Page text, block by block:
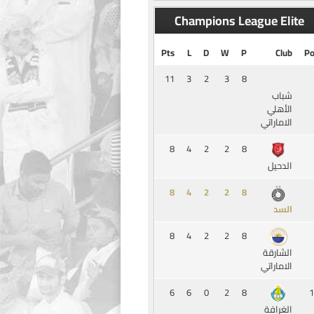
Champions League Elite
Club
P
W
D
L
Pts
شباب
الأهلي
الاماراتي
8
3
2
3
11
الدحيل
8
2
2
4
8
السد
8
2
2
4
8
الشارقة
الاماراتي
8
2
2
4
8
الغرافة
8
2
0
6
6